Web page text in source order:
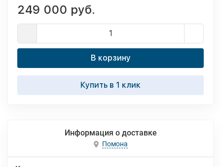
249 000 руб.
В корзину
Купить в 1 клик
Информация о доставке
Помона